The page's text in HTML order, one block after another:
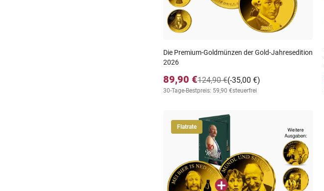
Die Premium-Goldmünzen der Gold-Jahresedition
2026
89,90 € (-35,00 €)
124,90 €
30-Tage-Bestpreis: 59,90 €steuerfrei
Flatrate